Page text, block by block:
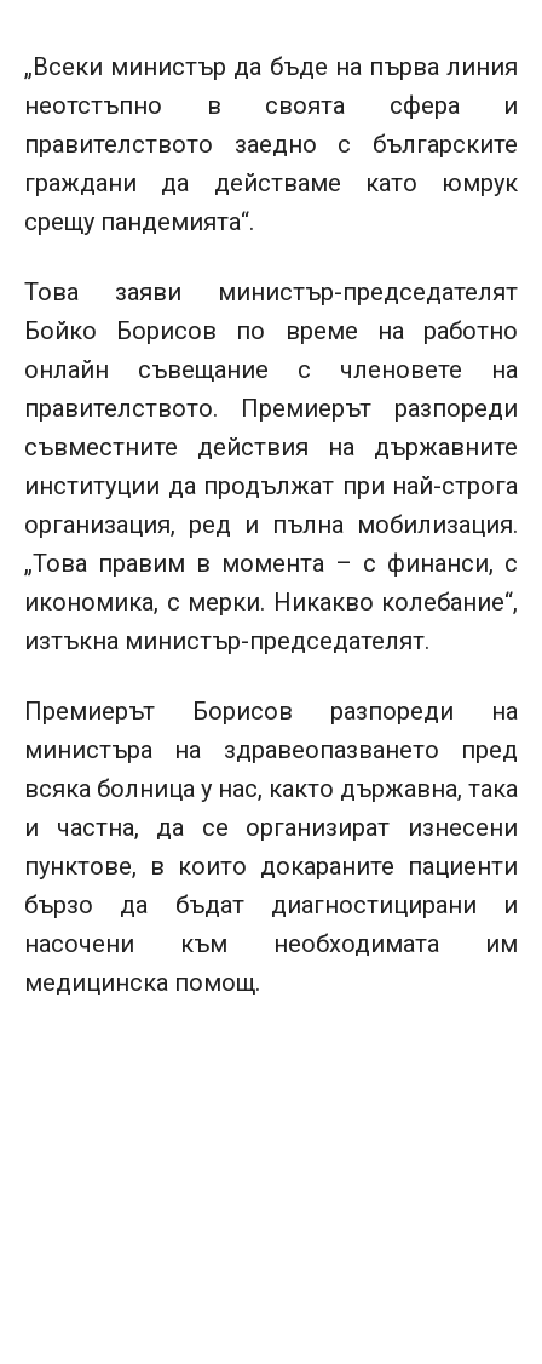
„Всеки министър да бъде на първа линия
неотстъпно в своята сфера и
правителството заедно с българските
граждани да действаме като юмрук
срещу пандемията“.
Това заяви министър-председателят
Бойко Борисов по време на работно
онлайн съвещание с членовете на
правителството. Премиерът разпореди
съвместните действия на държавните
институции да продължат при най-строга
организация, ред и пълна мобилизация.
„Това правим в момента – с финанси, с
икономика, с мерки. Никакво колебание“,
изтъкна министър-председателят.
Премиерът Борисов разпореди на
министъра на здравеопазването пред
всяка болница у нас, както държавна, така
и частна, да се организират изнесени
пунктове, в които докараните пациенти
бързо да бъдат диагностицирани и
насочени към необходимата им
медицинска помощ.